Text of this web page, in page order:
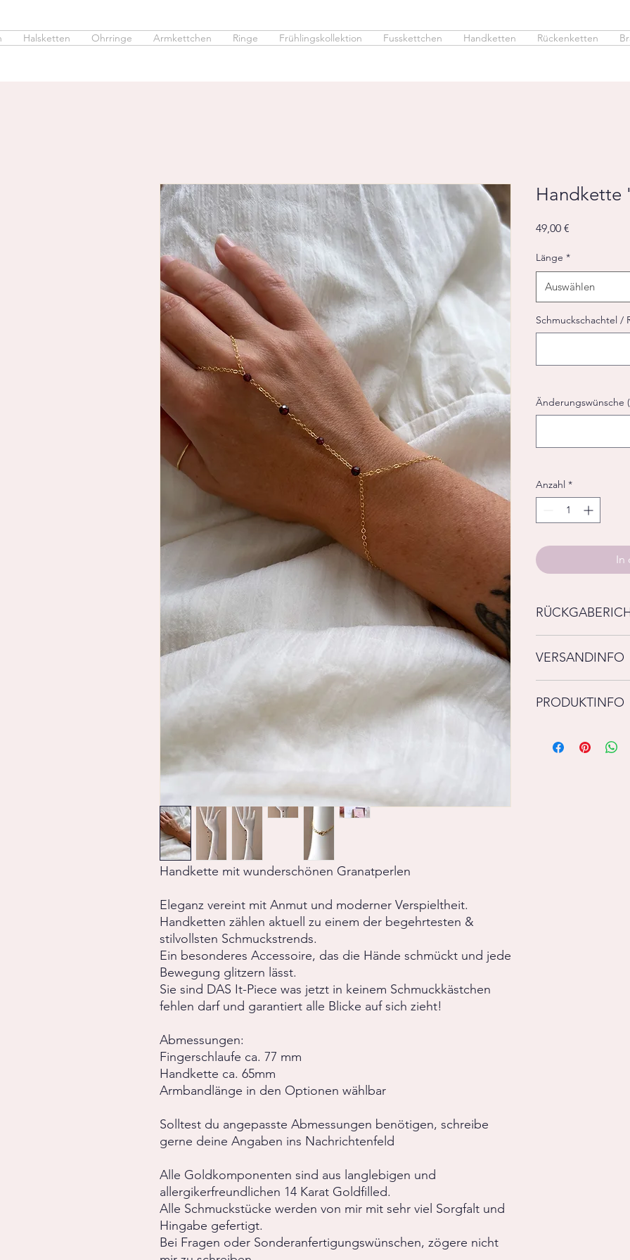
Halsketten Ohrringe Armkettchen Ringe Frühlingskollektion Fusskettchen Handketten Rückenketten
Handkette mit wunderschönen Granatperlen
Eleganz vereint mit Anmut und moderner Verspieltheit.
Handketten zählen aktuell zu einem der begehrtesten &
stilvollsten Schmuckstrends.
Ein besonderes Accessoire, das die Hände schmückt und jede
Bewegung glitzern lässt.
Sie sind DAS It-Piece was jetzt in keinem Schmuckkästchen
fehlen darf und garantiert alle Blicke auf sich zieht!
Abmessungen:
Fingerschlaufe ca. 77 mm
Handkette ca. 65mm
Armbandlänge in den Optionen wählbar
Solltest du angepasste Abmessungen benötigen, schreibe
gerne deine Angaben ins Nachrichtenfeld
Alle Goldkomponenten sind aus langlebigen und
allergikerfreundlichen 14 Karat Goldfilled.
Alle Schmuckstücke werden von mir mit sehr viel Sorgfalt und
Hingabe gefertigt.
Bei Fragen oder Sonderanfertigungswünschen, zögere nicht
Handkette
49,00 €
Länge *
Auswählen
Schmuckschachtel /
Änderungswünsche
Anzahl *
In
VERSANDINFO
PRODUKTINFO
Goldkomponenten